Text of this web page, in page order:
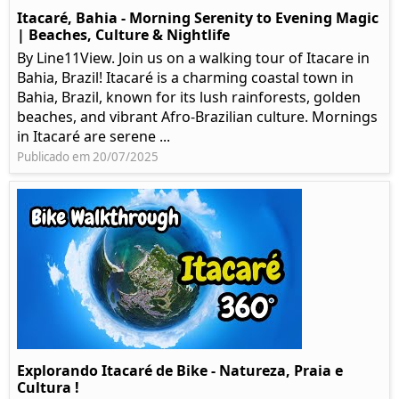
Itacaré, Bahia - Morning Serenity to Evening Magic
| Beaches, Culture & Nightlife
By Line11View. Join us on a walking tour of Itacare in
Bahia, Brazil! Itacaré is a charming coastal town in
Bahia, Brazil, known for its lush rainforests, golden
beaches, and vibrant Afro-Brazilian culture. Mornings
in Itacaré are serene ...
Publicado em 20/07/2025
Explorando Itacaré de Bike - Natureza, Praia e
Cultura !